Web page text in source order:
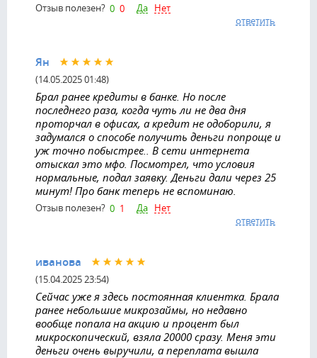
Отзыв полезен? 0 0 Да Нет
ответить
Ян
(14.05.2025 01:48)
Брал ранее кредиты в банке. Но после
последнего раза, когда чуть ли не два дня
проторчал в офисах, а кредит не одоборили, я
задумался о способе получить деньги попроще и
уж точно побыстрее.. В сети интернета
отыскал это мфо. Посмотрел, что условия
нормальные, подал заявку. Деньги дали через 25
минут! Про банк теперь не вспоминаю.
Отзыв полезен? 0 1 Да Нет
ответить
иванова
(15.04.2025 23:54)
Сейчас уже я здесь постоянная клиентка. Брала
ранее небольшие микрозаймы, но недавно
вообще попала на акцию и процент был
микроскопический, взяла 20000 сразу. Меня эти
деньги очень выручили, а переплата вышла